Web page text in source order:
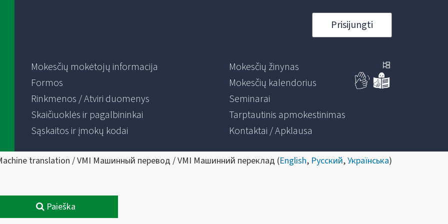
Prisijungti
Mokesčių mokėtojų informacija
Formos
Rinkmenos / Atviri duomenys
Skaičiuoklės ir pagalbininkai
Sąskaitos ir įmokų kodai
Mokesčių žinynas
Mokesčių kalendorius
Seminarai
Tarptautinis apmokestinimas
Kontaktai / Apklausa
translation / VMI Машинный перевод / VMI Машинний переклад (English, Русский,Українська)
Paieška